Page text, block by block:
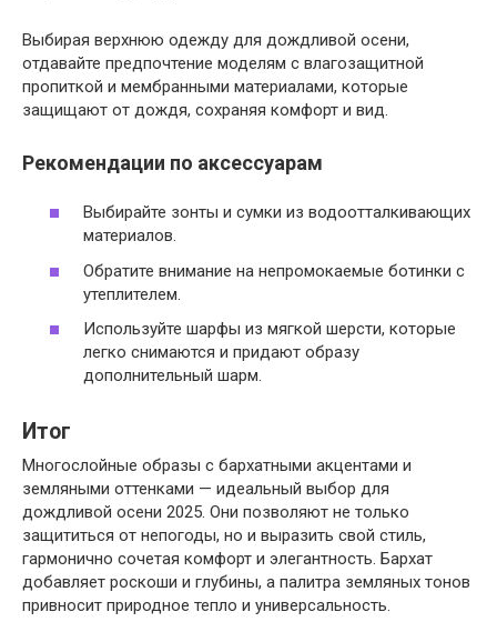
Выбирая верхнюю одежду для дождливой осени,
отдавайте предпочтение моделям с влагозащитной
пропиткой и мембранными материалами, которые
защищают от дождя, сохраняя комфорт и вид.
Рекомендации по аксессуарам
Выбирайте зонты и сумки из водоотталкивающих
материалов.
Обратите внимание на непромокаемые ботинки с
утеплителем.
Используйте шарфы из мягкой шерсти, которые
легко снимаются и придают образу
дополнительный шарм.
Итог
Многослойные образы с бархатными акцентами и
земляными оттенками — идеальный выбор для
дождливой осени 2025. Они позволяют не только
защититься от непогоды, но и выразить свой стиль,
гармонично сочетая комфорт и элегантность. Бархат
добавляет роскоши и глубины, а палитра земляных тонов
привносит природное тепло и универсальность.